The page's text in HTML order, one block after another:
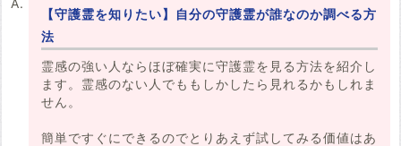
【守護霊を知りたい】自分の守護霊が誰なのか調べる方
法
霊感の強い人ならほぼ確実に守護霊を見る方法を紹介し
ます。霊感のない人でももしかしたら見れるかもしれま
せん。
簡単ですぐにできるのでとりあえず試してみる価値はあ